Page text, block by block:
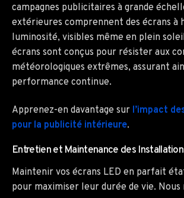
campagnes publicitaires à grande
extérieures comprennent des écrans à
luminosité, visibles même en plein
écrans sont conçus pour résister aux
météorologiques extrêmes, assurant
performance continue.
Apprenez-en davantage sur l’impact
pour la publicité intérieure.
Entretien et Maintenance des
Maintenir vos écrans LED en parfait
pour maximiser leur durée de vie. Nous